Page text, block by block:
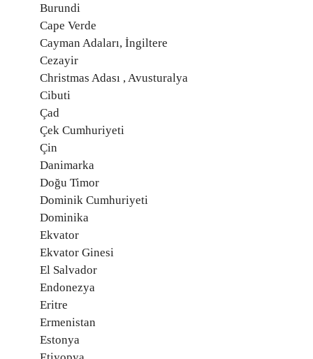
Burundi
Cape Verde
Cayman Adaları, İngiltere
Cezayir
Christmas Adası , Avusturalya
Cibuti
Çad
Çek Cumhuriyeti
Çin
Danimarka
Doğu Timor
Dominik Cumhuriyeti
Dominika
Ekvator
Ekvator Ginesi
El Salvador
Endonezya
Eritre
Ermenistan
Estonya